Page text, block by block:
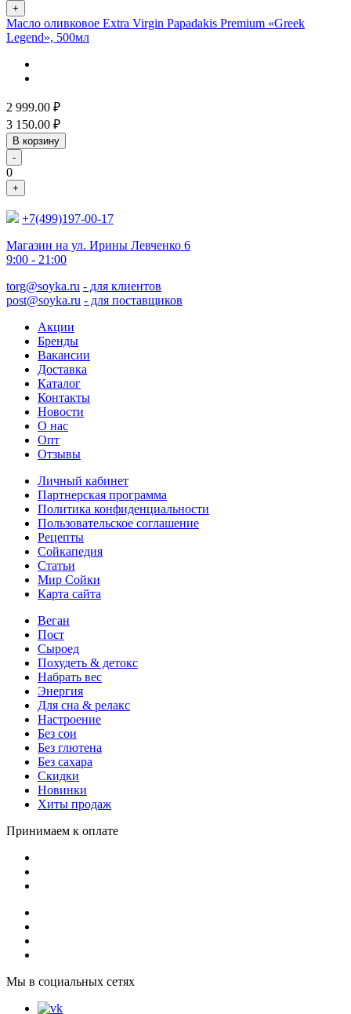
+
Масло оливковое Extra Virgin Papadakis Premium «Greek
Legend», 500мл
2 999.00 ₽
3 150.00 ₽
В корзину
-
0
+
+7(499)197-00-17
Магазин на ул. Ирины Левченко 6
9:00 - 21:00
torg@soyka.ru - для клиентов
post@soyka.ru - для поставщиков
Акции
Бренды
Вакансии
Доставка
Каталог
Контакты
Новости
О нас
Опт
Отзывы
Личный кабинет
Партнерская программа
Политика конфиденциальности
Пользовательское соглашение
Рецепты
Сойкапедия
Статьи
Мир Сойки
Карта сайта
Веган
Пост
Сыроед
Похудеть & детокс
Набрать вес
Энергия
Для сна & релакс
Настроение
Без сои
Без глютена
Без сахара
Скидки
Новинки
Хиты продаж
Принимаем к оплате
Мы в социальных сетях